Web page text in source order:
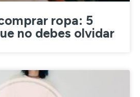
ropa: 5
no debes olvidar